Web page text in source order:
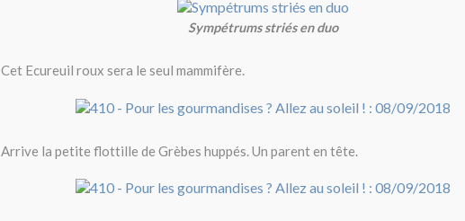
Sympétrums striés en duo
Cet Ecureuil roux sera le seul mammifère.
Arrive la petite flottille de Grèbes huppés. Un parent en tête.